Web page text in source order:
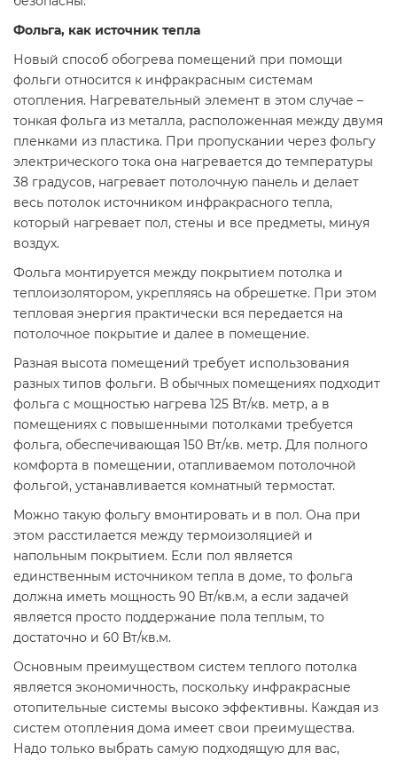
Фольга, как источник тепла
Новый способ обогрева помещений при помощи
фольги относится к инфракрасным системам
отопления. Нагревательный элемент в этом случае –
тонкая фольга из металла, расположенная между двумя
пленками из пластика. При пропускании через фольгу
электрического тока она нагревается до температуры
38 градусов, нагревает потолочную панель и делает
весь потолок источником инфракрасного тепла,
который нагревает пол, стены и все предметы, минуя
воздух.
Фольга монтируется между покрытием потолка и
теплоизолятором, укрепляясь на обрешетке. При этом
тепловая энергия практически вся передается на
потолочное покрытие и далее в помещение.
Разная высота помещений требует использования
разных типов фольги. В обычных помещениях подходит
фольга с мощностью нагрева 125 Вт/кв. метр, а в
помещениях с повышенными потолками требуется
фольга, обеспечивающая 150 Вт/кв. метр. Для полного
комфорта в помещении, отапливаемом потолочной
фольгой, устанавливается комнатный термостат.
Можно такую фольгу вмонтировать и в пол. Она при
этом расстилается между термоизоляцией и
напольным покрытием. Если пол является
единственным источником тепла в доме, то фольга
должна иметь мощность 90 Вт/кв.м, а если задачей
является просто поддержание пола теплым, то
достаточно и 60 Вт/кв.м.
Основным преимуществом систем теплого потолка
является экономичность, поскольку инфракрасные
отопительные системы высоко эффективны. Каждая из
систем отопления дома имеет свои преимущества.
Надо только выбрать самую подходящую для вас,